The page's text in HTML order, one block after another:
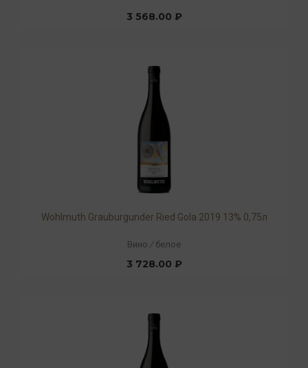
3 568.00 ₽
Wohlmuth Grauburgunder Ried Gola 2019 13% 0,75л
Вино / белое
3 728.00 ₽